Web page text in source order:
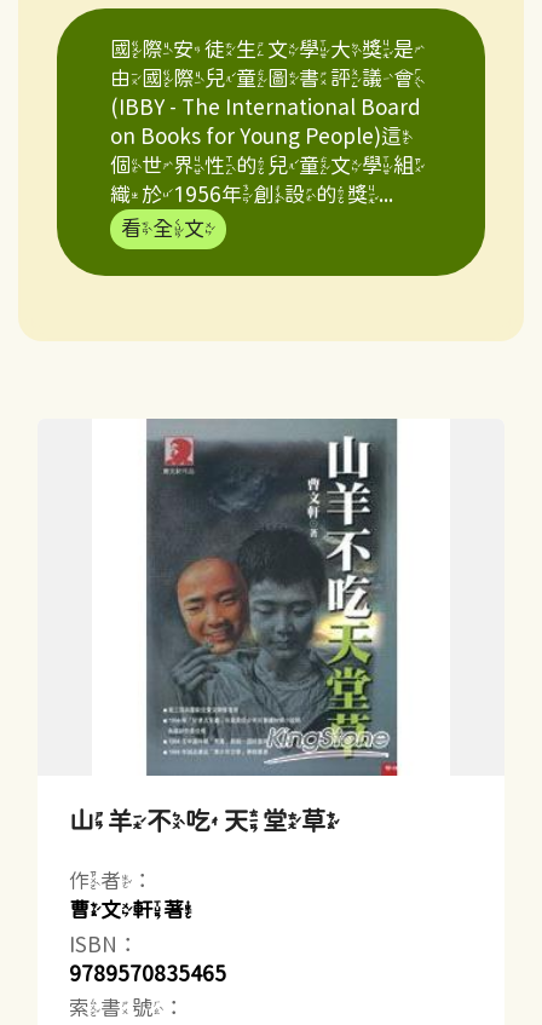
國際安徒生文學大獎是
由國際兒童圖書評議會
(IBBY - The International Board
on Books for Young People)這
個世界性的兒童文學組
織於1956年創設的獎...
看全文
山羊不吃天堂草
作者：
曹文軒著
ISBN：
9789570835465
索書號：